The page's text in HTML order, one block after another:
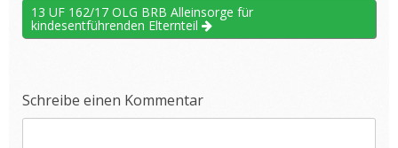
13 UF 162/17 OLG BRB Alleinsorge für
kindesentführenden Elternteil
Schreibe einen Kommentar